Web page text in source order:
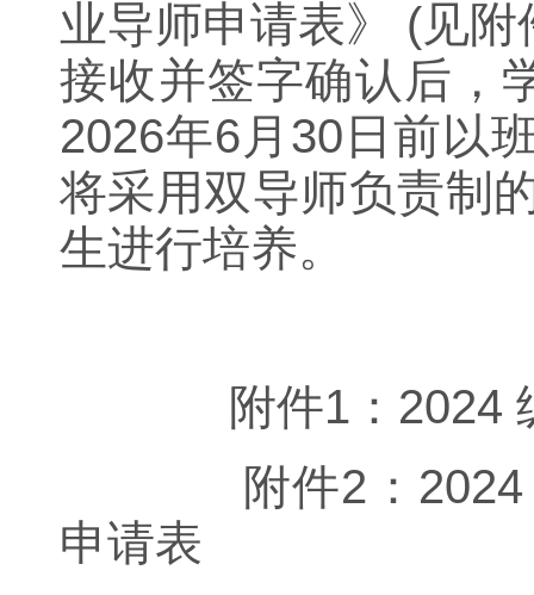
业导师申请表》
(见附
接收并签字确认后，
2026年6月30日前以
将采用双导师负责制
生进行培养。
附件1：2024 级
附件2：2024 级
申请表